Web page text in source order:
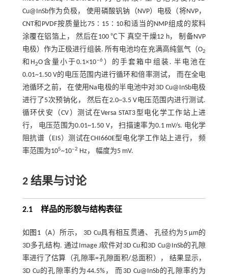
Cu@InSb作为负极， 使用磷酸钒钠（NVP）电极（将NVP，
CNT和PVDF按质量比75∶15∶10和适当的NMP组成的浆料
涂覆在铝箔上， 然后在100 ℃下 真空干燥12 h， 制备NVP
电极）作为正极进行组装. 所有电池均在充满高纯氩气（O2
和H2O含量小于0.1×10‒6）的手套箱中组装. 半电池在
0.01~1.50 V的电压范围内进行循环和倍率测试， 而在全电
池循环之前， 在使用Na电极的半电池中对3D Cu@InSb电极
进行了5次预钠化， 然后在2.0~3.5 V电压范围内进行测试.
循环伏安（CV）测试在Versa STAT3型电化学工作站上进
行， 电压范围为0.01~1.50 V， 扫描速率为0.1 mV/s. 电化学
阻抗谱（EIS）测试在CHI660E型电化学工作站上进行， 频
率范围为105~10‒2 Hz， 幅度为5 mV.
2 结果与讨论
2.1 样品的形貌与结构表征
如 图1（A）所示， 3D Cu具有相互贯通、 孔径约为5 μm的
3D多孔结构. 通过Image J软件对3D Cu和3D Cu@InSb的孔隙
率进行了估算（孔隙率=孔隙面积/总面积）， 结果显示，
3D Cu的孔隙率约为44.5%， 而3D Cu@InSb的孔隙率约为